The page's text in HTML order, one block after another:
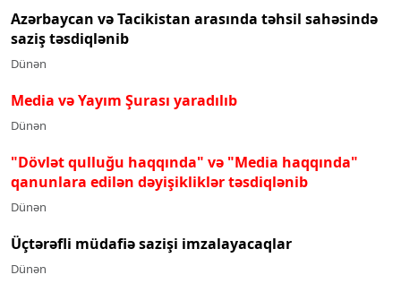
Azərbaycan və Tacikistan arasında təhsil sahəsində
saziş təsdiqlənib
Dünən
Media və Yayım Şurası yaradılıb
Dünən
"Dövlət qulluğu haqqında" və "Media haqqında"
qanunlara edilən dəyişikliklər təsdiqlənib
Dünən
Üçtərəfli müdafiə sazişi imzalayacaqlar
Dünən